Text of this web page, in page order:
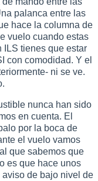
palanca entre las
hace la columna de
vuelo cuando estas
ILS tienes que estar
con comodidad. Y el
ni se ve.
nunca han sido
en cuenta. El
por la boca de
el vuelo vamos
que sabemos que
es que hace unos
de bajo nivel de